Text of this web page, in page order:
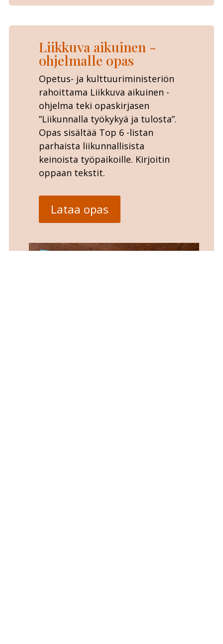
Liikkuva aikuinen -
ohjelmalle opas
Opetus- ja kulttuuriministeriön
rahoittama Liikkuva aikuinen -
ohjelma teki opaskirjasen
”Liikunnalla työkykyä ja tulosta”.
Opas sisältää Top 6 -listan
parhaista liikunnallisista
keinoista työpaikoille. Kirjoitin
oppaan tekstit.
Lataa opas